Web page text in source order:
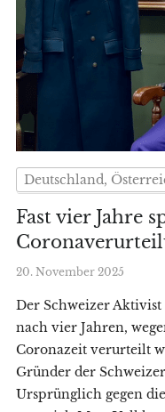
Deutschland,
Fast vier Jahre
20. November 2025
Der Schweizer
nach vier Jahren,
Coronazeit verurteilt
Gründer der
Ursprünglich gegen